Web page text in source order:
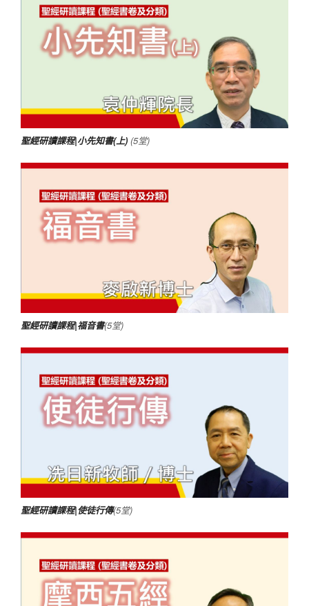
聖經研讀課程|小先知書(上) (5堂)
聖經研讀課程|福音書(5堂)
聖經研讀課程|使徒行傳(5堂)